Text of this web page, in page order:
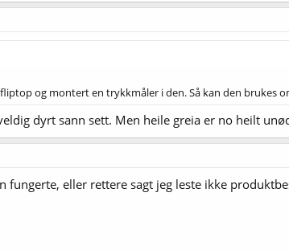
og montert en trykkmåler i den. Så kan den brukes
dyrt sann sett. Men heile greia er no heilt
fungerte, eller rettere sagt jeg leste ikke